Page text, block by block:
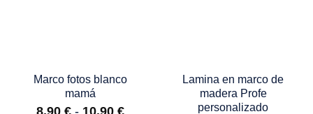
Marco fotos blanco
mamá
8,90 € - 10,90 €Rango
Lamina en marco de
madera Profe
personalizado